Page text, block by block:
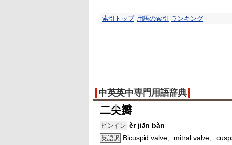
索引トップ 用語の索引 ランキング
中英英中専門用語辞典
二尖瓣
ピンイン èr jiān bàn
英語訳 Bicuspid valve、mitral valve、